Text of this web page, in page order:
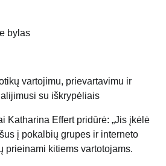
bylas
vartojimu, prievartavimu ir
su iškrypėliais
Katharina Effert pridūrė: „Jis įkėlė
į pokalbių grupes ir interneto
prieinami kitiems vartotojams.